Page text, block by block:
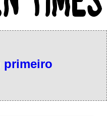
primeiro